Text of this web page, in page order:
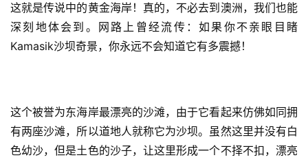
这就是传说中的黄金海岸！真的，不必去到澳洲，我们也能
深刻地体会到。网路上曾经流传：如果你不亲眼目睹
Kamasik沙坝奇景，你永远不会知道它有多震撼！
这个被誉为东海岸最漂亮的沙滩，由于它看起来仿佛如同拥
有两座沙滩，所以道地人就称它为沙坝。虽然这里并没有白
色幼沙，但是土色的沙子，让这里形成一个不择不扣，漂亮